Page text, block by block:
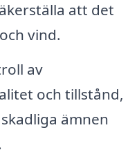
att det
vind.
av
och tillstånd,
ämnen